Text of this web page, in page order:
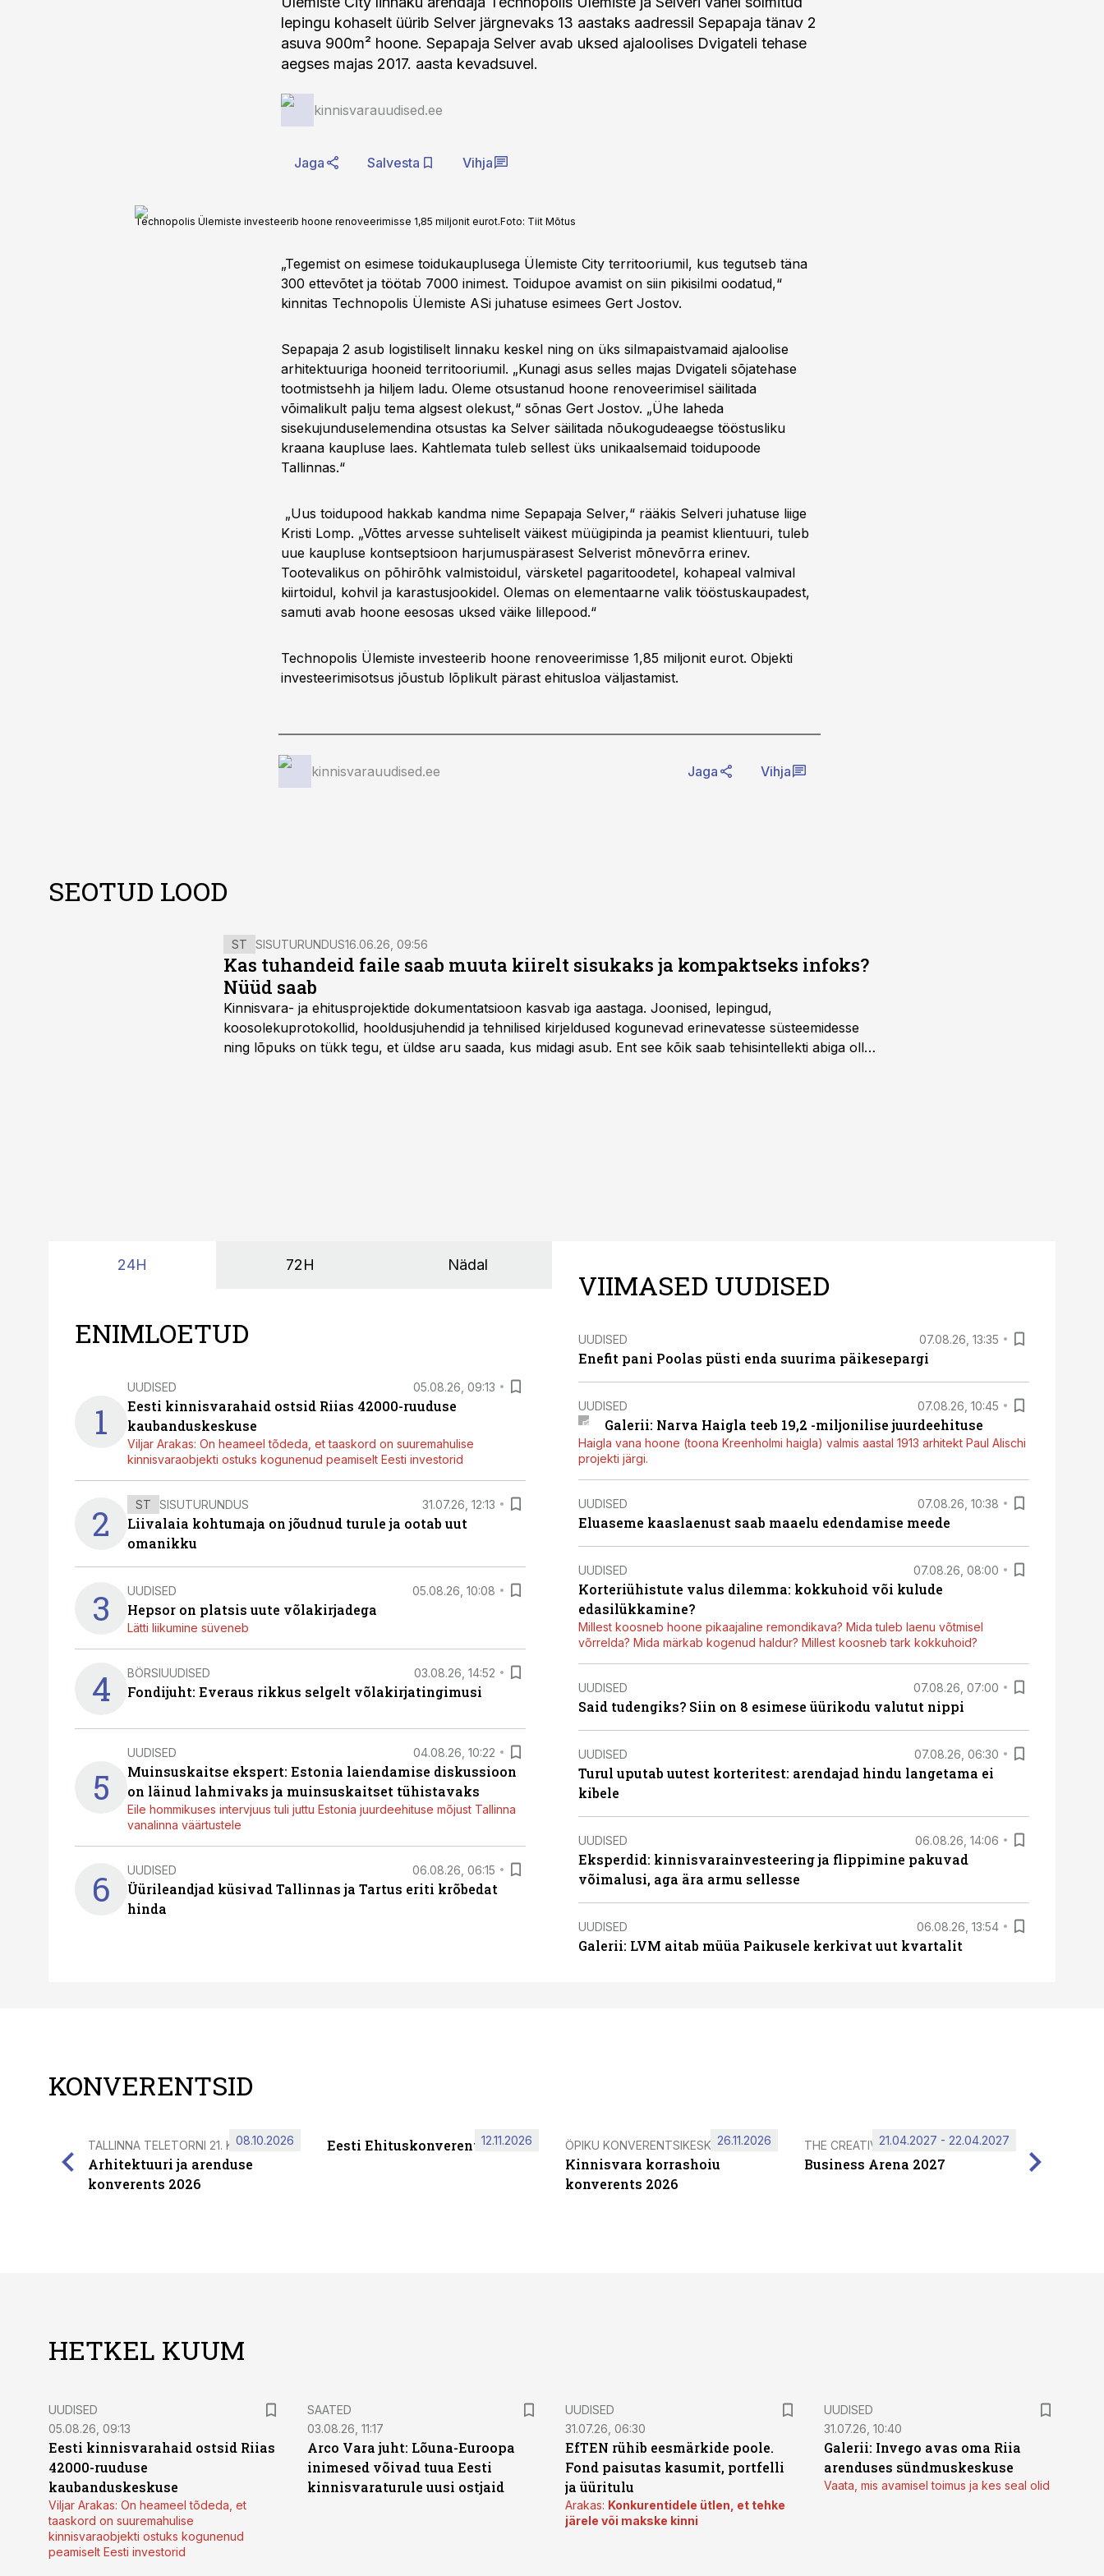
lepingu kohaselt üürib Selver järgnevaks 13 aastaks aadressil Sepapaja tänav 2
asuva 900m² hoone. Sepapaja Selver avab uksed ajaloolises Dvigateli tehase
aegses majas 2017. aasta kevadsuvel.
kinnisvarauudised.ee
Jaga Salvesta Vihja
Technopolis Ülemiste investeerib hoone renoveerimisse 1,85 miljonit eurot.Foto: Tiit Mõtus
„Tegemist on esimese toidukauplusega Ülemiste City territooriumil, kus tegutseb täna
300 ettevõtet ja töötab 7000 inimest. Toidupoe avamist on siin pikisilmi oodatud,“
kinnitas Technopolis Ülemiste ASi juhatuse esimees Gert Jostov.
Sepapaja 2 asub logistiliselt linnaku keskel ning on üks silmapaistvamaid ajaloolise
arhitektuuriga hooneid territooriumil. „Kunagi asus selles majas Dvigateli sõjatehase
tootmistsehh ja hiljem ladu. Oleme otsustanud hoone renoveerimisel säilitada
võimalikult palju tema algsest olekust,“ sõnas Gert Jostov. „Ühe laheda
sisekujunduselemendina otsustas ka Selver säilitada nõukogudeaegse tööstusliku
kraana kaupluse laes. Kahtlemata tuleb sellest üks unikaalsemaid toidupoode
Tallinnas.“
„Uus toidupood hakkab kandma nime Sepapaja Selver,“ rääkis Selveri juhatuse liige
Kristi Lomp. „Võttes arvesse suhteliselt väikest müügipinda ja peamist klientuuri, tuleb
uue kaupluse kontseptsioon harjumuspärasest Selverist mõnevõrra erinev.
Tootevalikus on põhirõhk valmistoidul, värsketel pagaritoodetel, kohapeal valmival
kiirtoidul, kohvil ja karastusjookidel. Olemas on elementaarne valik tööstuskaupadest,
samuti avab hoone eesosas uksed väike lillepood.“
Technopolis Ülemiste investeerib hoone renoveerimisse 1,85 miljonit eurot. Objekti
investeerimisotsus jõustub lõplikult pärast ehitusloa väljastamist.
kinnisvarauudised.ee Jaga Vihja
SEOTUD LOOD
ST SISUTURUNDUS16.06.26, 09:56
Kas tuhandeid faile saab muuta kiirelt sisukaks ja kompaktseks infoks?
Nüüd saab
Kinnisvara- ja ehitusprojektide dokumentatsioon kasvab iga aastaga. Joonised, lepingud,
koosolekuprotokollid, hooldusjuhendid ja tehnilised kirjeldused kogunevad erinevatesse süsteemidesse
ning lõpuks on tükk tegu, et üldse aru saada, kus midagi asub. Ent see kõik saab tehisintellekti abiga olla
24H 72H Nädal
ENIMLOETUD
1
UUDISED 05.08.26, 09:13
Eesti kinnisvarahaid ostsid Riias 42000-ruuduse
kaubanduskeskuse
Viljar Arakas: On heameel tõdeda, et taaskord on suuremahulise
kinnisvaraobjekti ostuks kogunenud peamiselt Eesti investorid
2 ST SISUTURUNDUS 31.07.26, 12:13
Liivalaia kohtumaja on jõudnud turule ja ootab uut
omanikku
3 UUDISED 05.08.26, 10:08
Hepsor on platsis uute võlakirjadega
Lätti liikumine süveneb
4 BÖRSIUUDISED 03.08.26, 14:52
Fondijuht: Everaus rikkus selgelt võlakirjatingimusi
5
UUDISED 04.08.26, 10:22
Muinsuskaitse ekspert: Estonia laiendamise diskussioon
on läinud lahmivaks ja muinsuskaitset tühistavaks
Eile hommikuses intervjuus tuli juttu Estonia juurdeehituse mõjust Tallinna
vanalinna väärtustele
6 UUDISED 06.08.26, 06:15
Üürileandjad küsivad Tallinnas ja Tartus eriti krõbedat
hinda
VIIMASED UUDISED
UUDISED 07.08.26, 13:35
Enefit pani Poolas püsti enda suurima päikesepargi
UUDISED 07.08.26, 10:45
Galerii: Narva Haigla teeb 19,2 -miljonilise juurdeehituse
Haigla vana hoone (toona Kreenholmi haigla) valmis aastal 1913 arhitekt Paul Alischi
projekti järgi.
UUDISED 07.08.26, 10:38
Eluaseme kaaslaenust saab maaelu edendamise meede
UUDISED 07.08.26, 08:00
Korteriühistute valus dilemma: kokkuhoid või kulude
edasilükkamine?
Millest koosneb hoone pikaajaline remondikava? Mida tuleb laenu võtmisel
võrrelda? Mida märkab kogenud haldur? Millest koosneb tark kokkuhoid?
UUDISED 07.08.26, 07:00
Said tudengiks? Siin on 8 esimese üürikodu valutut nippi
UUDISED 07.08.26, 06:30
Turul uputab uutest korteritest: arendajad hindu langetama ei
kibele
UUDISED 06.08.26, 14:06
Eksperdid: kinnisvarainvesteering ja flippimine pakuvad
võimalusi, aga ära armu sellesse
UUDISED 06.08.26, 13:54
Galerii: LVM aitab müüa Paikusele kerkivat uut kvartalit
KONVERENTSID
TALLINNA TELETORNI 21. KORRUSEL
Arhitektuuri ja arenduse
konverents 2026
08.10.2026 Eesti Ehituskonverents 2026
12.11.2026 ÖPIKU KONVERENTSIKESKUS
Kinnisvara korrashoiu
konverents 2026
26.11.2026 THE CREATIVE HUB
Business Arena 2027
21.04.2027 - 22.04.2027
HETKEL KUUM
UUDISED
05.08.26, 09:13
Eesti kinnisvarahaid ostsid Riias
42000-ruuduse
kaubanduskeskuse
Viljar Arakas: On heameel tõdeda, et
taaskord on suuremahulise
kinnisvaraobjekti ostuks kogunenud
peamiselt Eesti investorid
SAATED
03.08.26, 11:17
Arco Vara juht: Lõuna-Euroopa
inimesed võivad tuua Eesti
kinnisvaraturule uusi ostjaid
UUDISED
31.07.26, 06:30
EfTEN rühib eesmärkide poole.
Fond paisutas kasumit, portfelli
ja üüritulu
Arakas: Konkurentidele ütlen, et tehke
järele või makske kinni
UUDISED
31.07.26, 10:40
Galerii: Invego avas oma Riia
arenduses sündmuskeskuse
Vaata, mis avamisel toimus ja kes seal olid